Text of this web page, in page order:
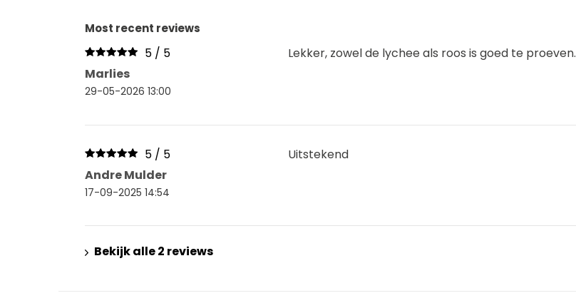
Most recent reviews
5 / 5
Marlies
29-05-2026 13:00
Lekker, zowel de lychee als roos is goed te proeven.
5 / 5
Andre Mulder
17-09-2025 14:54
Uitstekend
Bekijk alle 2 reviews